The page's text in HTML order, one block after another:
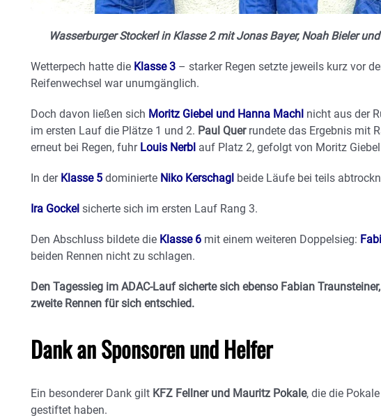
Wasserburger Stockerl in Klasse 2 mit Jonas Bayer, Noah Bieler
Wetterpech hatte die Klasse 3 – starker Regen setzte jeweils kurz vor
Reifenwechsel war unumgänglich.
Doch davon ließen sich Moritz Giebel und Hanna Machl nicht aus der
im ersten Lauf die Plätze 1 und 2. Paul Querrundete das Ergebnis mit
erneut bei Regen, fuhr Louis Nerbl auf Platz 2, gefolgt von Moritz
In der Klasse 5 dominierte Niko Kerschagl beide Läufe bei teils
Ira Gockel sicherte sich im ersten Lauf Rang 3.
Den Abschluss bildete die Klasse 6 mit einem weiteren Doppelsieg:
beiden Rennen nicht zu schlagen.
Den Tagessieg im ADAC-Lauf sicherte sich ebenso Fabian
zweite Rennen für sich entschied.
Dank an Sponsoren und Helfer
Ein besonderer Dank gilt KFZ Fellner und Mauritz Pokale, die die
gestiftet haben.